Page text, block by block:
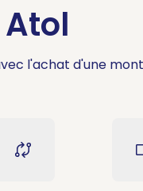
l'achat d'une